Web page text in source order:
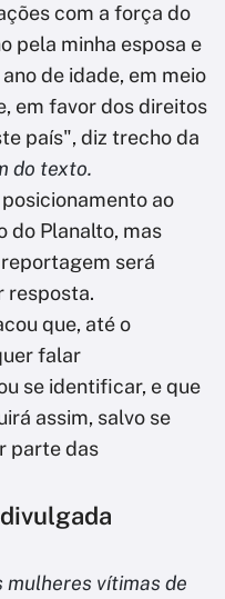
com a força do
pela minha esposa e
de idade, em meio
em favor dos direitos
país", diz trecho da
do texto.
ao
do Planalto, mas
será
resposta.
que, até o
falar
se identificar, e que
assim, salvo se
parte das
mulheres vítimas de